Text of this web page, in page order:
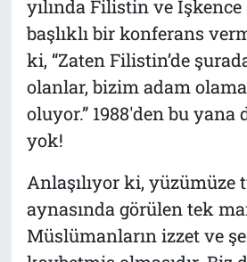
yılında Filistin ve İşkence
başlıklı bir konferans
ki, “Zaten Filistin’de
olanlar, bizim adam
oluyor.” 1988'den bu yana
yok!
Anlaşılıyor ki, yüzümüze
aynasında görülen tek
Müslümanların izzet ve